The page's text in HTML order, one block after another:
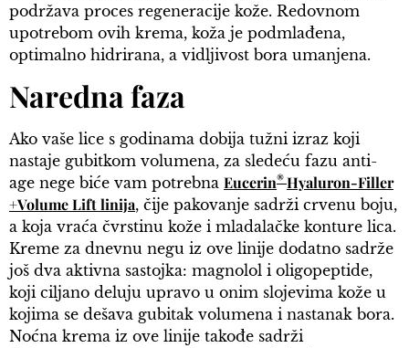
podržava proces regeneracije kože. Redovnom
upotrebom ovih krema, koža je podmlađena,
optimalno hidrirana, a vidljivost bora umanjena.
Naredna faza
Ako vaše lice s godinama dobija tužni izraz koji
nastaje gubitkom volumena, za sledeću fazu anti-
age nege biće vam potrebna Eucerin®Hyaluron-Filler
+Volume Lift linija, čije pakovanje sadrži crvenu boju,
a koja vraća čvrstinu kože i mladalačke konture lica.
Kreme za dnevnu negu iz ove linije dodatno sadrže
još dva aktivna sastojka: magnolol i oligopeptide,
koji ciljano deluju upravo u onim slojevima kože u
kojima se dešava gubitak volumena i nastanak bora.
Noćna krema iz ove linije takođe sadrži